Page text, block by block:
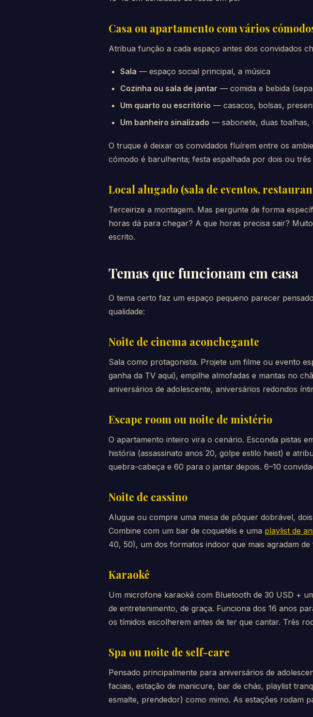
Casa ou apartamento com vários
Atribua função a cada espaço antes dos convidados
Sala — espaço social principal, a música
Cozinha ou sala de jantar — comida e bebida
Um quarto ou escritório — casacos, bolsas,
Um banheiro sinalizado — sabonete, duas toalhas,
O truque é deixar os convidados fluírem entre os
cómodo é barulhenta; festa espalhada por dois ou
Local alugado (sala de eventos,
Terceirize a montagem. Mas pergunte de forma
horas dá para chegar? A que horas precisa sair?
escrito.
Temas que funcionam em casa
O tema certo faz um espaço pequeno parecer
qualidade:
Noite de cinema aconchegante
Sala como protagonista. Projete um filme ou evento
ganha da TV aqui), empilhe almofadas e mantas no
aniversários de adolescente, aniversários redondos
Escape room ou noite de mistério
O apartamento inteiro vira o cenário. Esconda pistas
história (assassinato anos 20, golpe estilo heist) e
quebra-cabeça e 60 para o jantar depois. 6–10
Noite de cassino
Alugue ou compre uma mesa de pôquer dobrável,
Combine com um bar de coquetéis e uma playlist de
40, 50), um dos formatos indoor que mais agradam
Karaokê
Um microfone karaokê com Bluetooth de 30 USD +
de entretenimento, de graça. Funciona dos 16 anos
os tímidos escolherem antes de ter que cantar. Três
Spa ou noite de self-care
Pensado principalmente para aniversários de
faciais, estação de manicure, bar de chás, playlist
esmalte, prendedor) como mimo. As estações rodam